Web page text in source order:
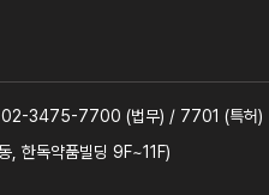
02-3475-7700 (법무) / 7701 (특허)
, 한독약품빌딩 9F~11F)